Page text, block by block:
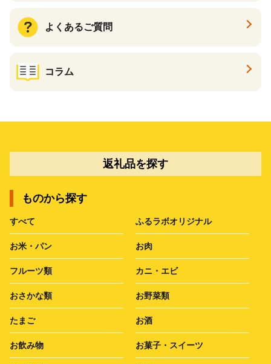
よくあるご質問
コラム
返礼品を探す
ものから探す
すべて ふるラボオリジナル
お米・パン お肉
フルーツ類 カニ・エビ
おさかな類 お野菜類
たまご お酒
お飲み物 お菓子・スイーツ